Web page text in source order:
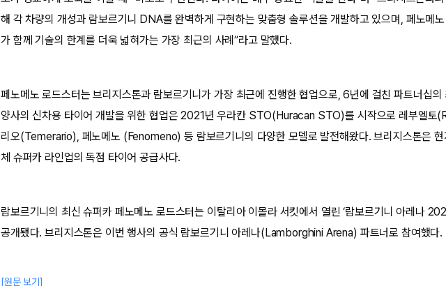
해 각 차량의 개성과 람보르기니 DNA를 완벽하게 구현하는 맞춤형 솔루션을 개발하고 있으며, 페노메
가 함께 기술의 한계를 더욱 넓혀가는 가장 최근의 사례”라고 말했다.
페노메노 로드스터는 브리지스톤과 람보르기니가 가장 최근에 진행한 협업으로, 6년에 걸친 파트너십의
양사의 신차용 타이어 개발을 위한 협업은 2021년 우라칸 STO(Huracan STO)를 시작으로 레부엘토
리오(Temerario), 페노메노 (Fenomeno) 등 람보르기니의 다양한 모델로 발전해왔다. 브리지스톤은 현
체 슈퍼카 라인업의 독점 타이어 공급사다.
람보르기니의 최신 슈퍼카 페노메노 로드스터는 이탈리아 이몰라 서킷에서 열린 ‘람보르기니 아레나
공개됐다. 브리지스톤은 이번 행사의 공식 람보르기니 아레나(Lamborghini Arena) 파트너로 참여했다.
[원문 보기]